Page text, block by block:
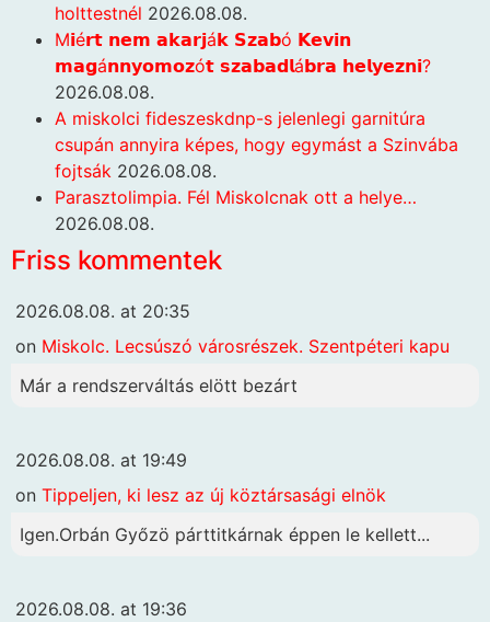
holttestnél 2026.08.08.
M𝗶é𝗿𝘁 𝗻𝗲𝗺 𝗮𝗸𝗮𝗿𝗷á𝗸 𝗦𝘇𝗮𝗯ó 𝗞𝗲𝘃𝗶𝗻
𝗺𝗮𝗴á𝗻𝗻𝘆𝗼𝗺𝗼𝘇ó𝘁 𝘀𝘇𝗮𝗯𝗮𝗱𝗹á𝗯𝗿𝗮 𝗵𝗲𝗹𝘆𝗲𝘇𝗻𝗶?
2026.08.08.
A miskolci fideszeskdnp-s jelenlegi garnitúra
csupán annyira képes, hogy egymást a Szinvába
fojtsák 2026.08.08.
Parasztolimpia. Fél Miskolcnak ott a helye…
2026.08.08.
Friss kommentek
2026.08.08. at 20:35
on Miskolc. Lecsúszó városrészek. Szentpéteri kapu
Már a rendszerváltás elött bezárt
2026.08.08. at 19:49
on Tippeljen, ki lesz az új köztársasági elnök
Igen.Orbán Győzö párttitkárnak éppen le kellett...
2026.08.08. at 19:36